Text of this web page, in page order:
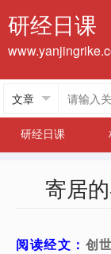
研经日课
研经日课
寄居
阅读经文： 创